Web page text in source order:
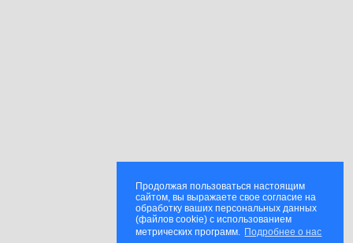
Продолжая пользоваться настоящим
сайтом, вы выражаете свое согласие на
обработку ваших персональных данных
(файлов cookie) с использованием
метрических программ. Подробнее о нас